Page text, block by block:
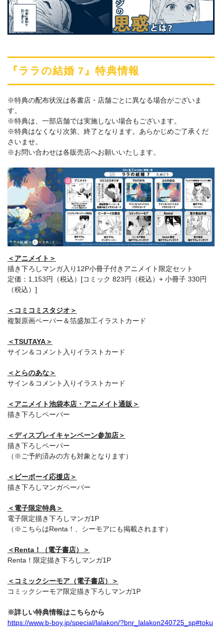
『ララの結婚 7』特典情報
※特典の配布状況は各書店・店舗ごとに異なる場合がございま
す。
※特典は、一部店舗では実施しない場合もございます。
※特典はなくなり次第、終了となります。あらかじめご了承くだ
さいませ。
※お問い合わせは各販売店へお願いいたします。
＜アニメイト＞
描き下ろしマンガ入り12P小冊子付きアニメイト限定セット
定価：1,153円（税込）[コミック 823円（税込）+ 小冊子 330円
（税込）]
＜コミコミスタジオ＞
複製原画ペーパー＆箔盛加工イラストカード
＜TSUTAYA＞
サイン＆コメント入りイラストカード
＜とらのあな＞
サイン＆コメント入りイラストカード
＜アニメイト池袋本店・アニメイト通販＞
描き下ろしペーパー
＜ディスプレイキャンペーン参加店＞
描き下ろしペーパー
（※ご予約済みの方も対象となります）
＜ビーボーイ応援店＞
描き下ろしマンガペーパー
＜電子限定特典＞
電子限定描き下ろしマンガ1P
（※こちらはRenta！、シーモアにも掲載されます）
＜Renta！（電子書店）＞
Renta！限定描き下ろしマンガ1P
＜コミックシーモア（電子書店）＞
コミックシーモア限定描き下ろしマンガ1P
※詳しい特典情報はこちらから
https://www.b-boy.jp/special/lalakon/?bnr_lalakon240725_sp#toku